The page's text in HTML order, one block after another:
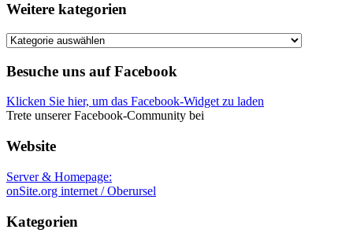
Weitere kategorien
Weitere
Besuche uns auf Facebook
Klicken Sie hier, um das Facebook-Widget zu laden
Trete unserer Facebook-Community bei
Website
Server & Homepage:
onSite.org internet / Oberursel
Kategorien